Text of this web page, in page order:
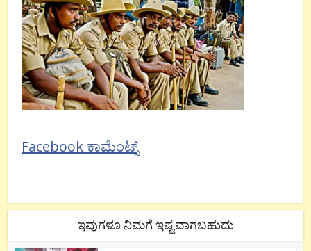
Facebook ಕಾಮೆಂಟ್ಸ್
ಇವುಗಳೂ ನಿಮಗೆ ಇಷ್ಟವಾಗಬಹುದು